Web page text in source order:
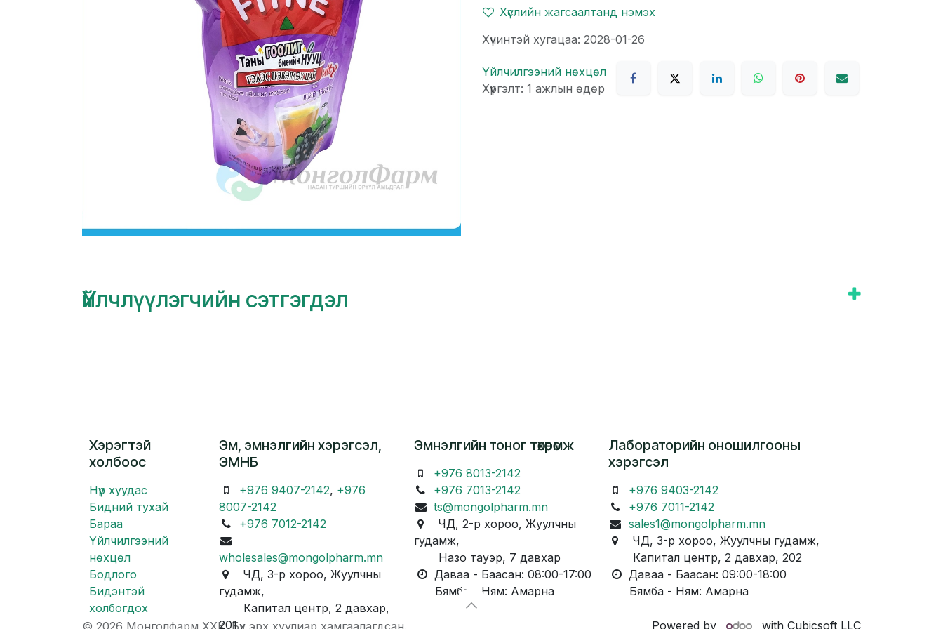
Хүслийн жагсаалтанд нэмэх
Хүчинтэй хугацаа: 2028-01-26
Үйлчилгээний нөхцөл
Хүргэлт: 1 ажлын өдөр
Үйлчлүүлэгчийн сэтгэгдэл
Хэрэгтэй
холбоос
Нүүр хуудас
Бидний тухай
Бараа
Үйлчилгээний
нөхцөл
Бодлого
Бидэнтэй
холбогдох
Эм, эмнэлгийн хэрэгсэл,
ЭМНБ
+976 9407-2142, +976
8007-2142
+976 7012-2142
wholesales@mongolpharm.mn
ЧД, 3-р хороо, Жуулчны
гудамж,
Капитал центр, 2 давхар,
201
Лабораторийн оношилгооны
хэрэгсэл
+976 9403-2142
+976 7011-2142
sales1@mongolpharm.mn
ЧД, 3-р хороо, Жуулчны гудамж,
Капитал центр, 2 давхар, 202
Даваа - Баасан: 09:00-18:00
Бямба - Ням: Амарна
Эмнэлгийн тоног төхөөрөмж
+976 8013-2142
+976 7013-2142
ts@mongolpharm.mn
ЧД, 2-р хороо, Жуулчны
гудамж,
Назо тауэр, 7 давхар
Даваа - Баасан: 08:00-17:00
Бямба - Ням: Амарна
© 2026 Монголфарм ХХК. Бүх эрх хуулиар хамгаалагдсан. Powered by with Cubicsoft LLC